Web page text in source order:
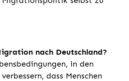
nach Deutschland?
in den
dass Menschen